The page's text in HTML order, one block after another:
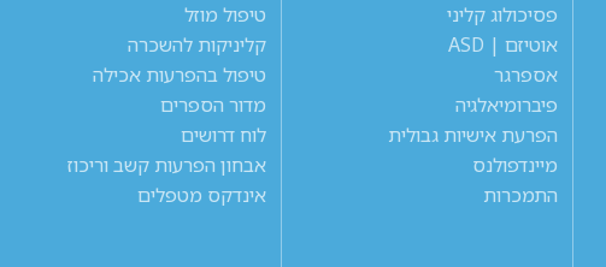
פסיכולוג קליני
אוטיזם | ASD
אספרגר
פיברומיאלגיה
הפרעת אישיות גבולית
מיינדפולנס
התמכרות
טיפול מוזל
קליניקות להשכרה
טיפול בהפרעות אכילה
מדור הספרים
לוח דרושים
אבחון הפרעות קשב וריכוז
אינדקס מטפלים